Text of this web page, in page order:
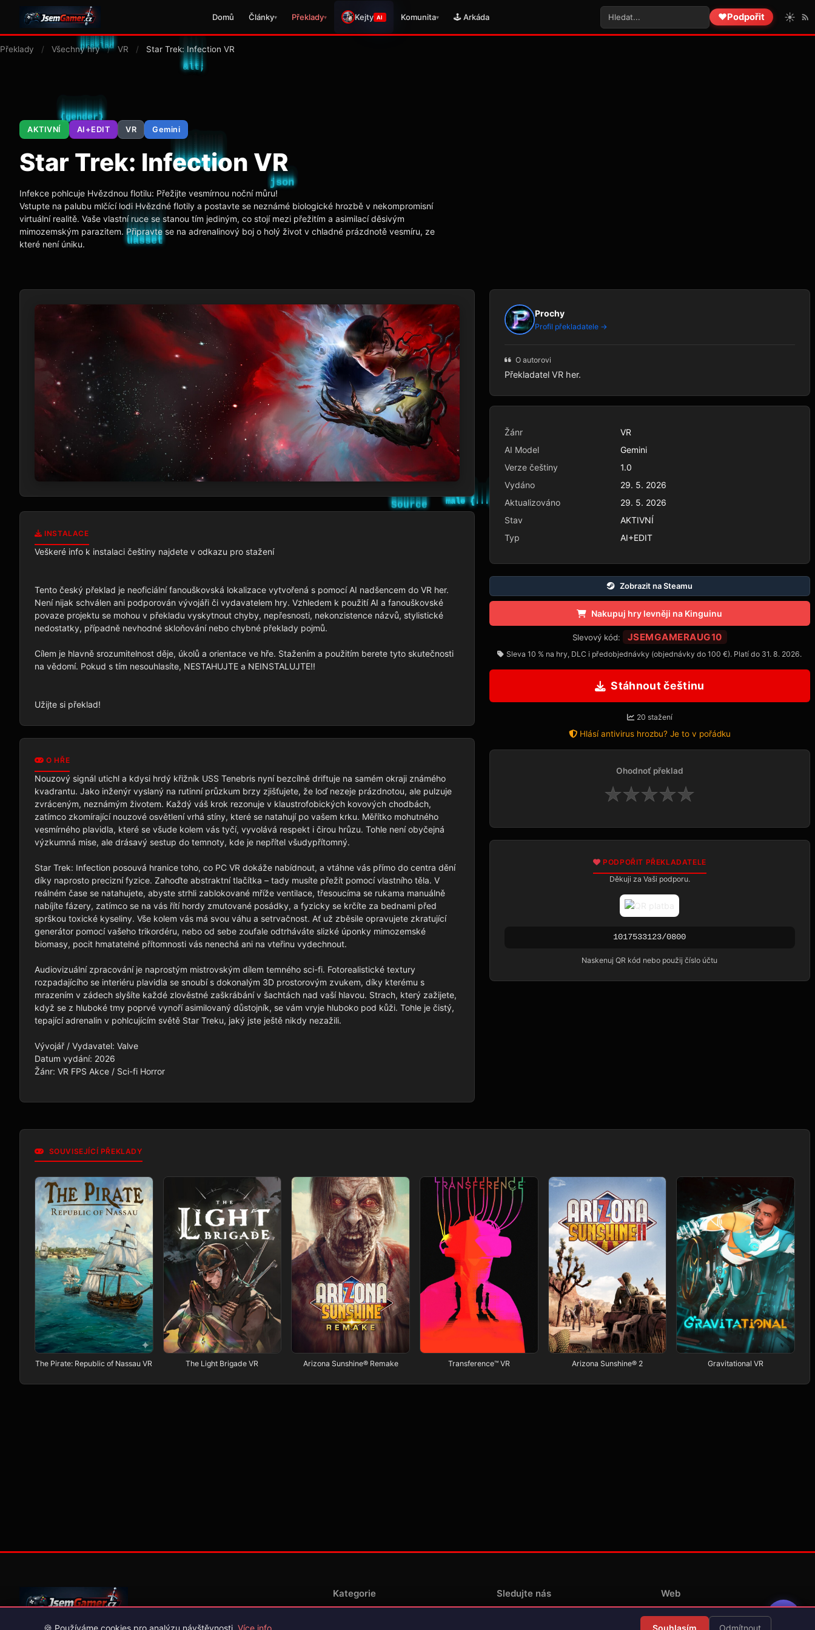
Domů Články▾ Překlady▾ Kejty AI Komunita▾ 🕹️ Arkáda ❤️Podpořit ☀️
Překlady / Všechny hry / VR / Star Trek: Infection VR
AKTIVNÍ AI+EDIT VR Gemini
Star Trek: Infection VR
Infekce pohlcuje Hvězdnou flotilu: Přežijte vesmírnou noční můru!
Vstupte na palubu mlčící lodi Hvězdné flotily a postavte se neznámé biologické hrozbě v nekompromisní
virtuální realitě. Vaše vlastní ruce se stanou tím jediným, co stojí mezi přežitím a asimilací děsivým
mimozemským parazitem. Připravte se na adrenalinový boj o holý život v chladné prázdnotě vesmíru, ze
které není úniku.
INSTALACE
Veškeré info k instalaci češtiny najdete v odkazu pro stažení
Tento český překlad je neoficiální fanouškovská lokalizace vytvořená s pomocí AI nadšencem do VR her.
Není nijak schválen ani podporován vývojáři či vydavatelem hry. Vzhledem k použití AI a fanouškovské
povaze projektu se mohou v překladu vyskytnout chyby, nepřesnosti, nekonzistence názvů, stylistické
nedostatky, případně nevhodné skloňování nebo chybné překlady pojmů.
Cílem je hlavně srozumitelnost děje, úkolů a orientace ve hře. Stažením a použitím berete tyto skutečnosti
na vědomí. Pokud s tím nesouhlasíte, NESTAHUJTE a NEINSTALUJTE!!
Užijte si překlad!
O HŘE
Nouzový signál utichl a kdysi hrdý křižník USS Tenebris nyní bezcílně driftuje na samém okraji známého
kvadrantu. Jako inženýr vyslaný na rutinní průzkum brzy zjišťujete, že loď nezeje prázdnotou, ale pulzuje
zvráceným, neznámým životem. Každý váš krok rezonuje v klaustrofobických kovových chodbách,
zatímco zkomírající nouzové osvětlení vrhá stíny, které se natahují po vašem krku. Měřítko mohutného
vesmírného plavidla, které se všude kolem vás tyčí, vyvolává respekt i čirou hrůzu. Tohle není obyčejná
výzkumná mise, ale drásavý sestup do temnoty, kde je nepřítel všudypřítomný.
Star Trek: Infection posouvá hranice toho, co PC VR dokáže nabídnout, a vtáhne vás přímo do centra dění
díky naprosto precizní fyzice. Zahoďte abstraktní tlačítka – tady musíte přežít pomocí vlastního těla. V
reálném čase se natahujete, abyste strhli zablokované mříže ventilace, třesoucíma se rukama manuálně
nabíjíte fázery, zatímco se na vás řítí hordy zmutované posádky, a fyzicky se krčíte za bednami před
sprškou toxické kyseliny. Vše kolem vás má svou váhu a setrvačnost. Ať už zběsile opravujete zkratující
generátor pomocí vašeho trikordéru, nebo od sebe zoufale odtrháváte slizké úponky mimozemské
biomasy, pocit hmatatelné přítomnosti vás nenechá ani na vteřinu vydechnout.
Audiovizuální zpracování je naprostým mistrovským dílem temného sci-fi. Fotorealistické textury
rozpadajícího se interiéru plavidla se snoubí s dokonalým 3D prostorovým zvukem, díky kterému s
mrazením v zádech slyšíte každé zlověstné zaškrábání v šachtách nad vaší hlavou. Strach, který zažijete,
když se z hluboké tmy poprvé vynoří asimilovaný důstojník, se vám vryje hluboko pod kůži. Tohle je čistý,
tepající adrenalin v pohlcujícím světě Star Treku, jaký jste ještě nikdy nezažili.
Vývojář / Vydavatel: Valve
Datum vydání: 2026
Žánr: VR FPS Akce / Sci-fi Horror
Prochy
Profil překladatele →
O autorovi
Překladatel VR her.
Žánr
VR
AI Model
Gemini
Verze češtiny
1.0
Vydáno
29. 5. 2026
Aktualizováno
29. 5. 2026
Stav
AKTIVNÍ
Typ
AI+EDIT
Zobrazit na Steamu
Nakupuj hry levněji na Kinguinu
Slevový kód: JSEMGAMERAUG10
Sleva 10 % na hry, DLC i předobjednávky (objednávky do 100 €). Platí do 31. 8. 2026.
Stáhnout češtinu
20 stažení
Hlásí antivirus hrozbu? Je to v pořádku
Ohodnoť překlad
★★★★★
PODPOŘIT PŘEKLADATELE
Děkuji za Vaši podporu.
1017533123/0800
Naskenuj QR kód nebo použij číslo účtu
SOUVISEJÍCÍ PŘEKLADY
The Pirate: Republic of Nassau VR The Light Brigade VR Arizona Sunshine® Remake Transference™ VR Arizona Sunshine® 2 Gravitational VR
Kategorie Sledujte nás Web
Redakce
🍪 Používáme cookies pro analýzu návštěvnosti. Více info Souhlasím Odmítnout